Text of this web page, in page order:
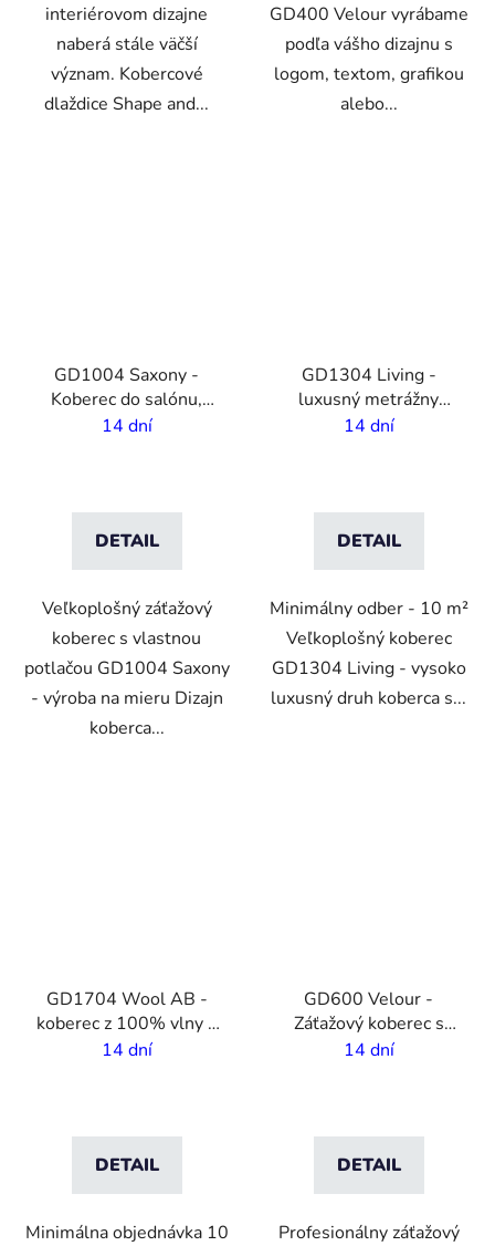
interiérovom dizajne
naberá stále väčší
význam. Kobercové
dlaždice Shape and...
GD400 Velour vyrábame
podľa vášho dizajnu s
logom, textom, grafikou
alebo...
GD1004 Saxony -
Koberec do salónu,
recepcie s vlastnou
14 dní
DETAIL
Veľkoplošný záťažový
koberec s vlastnou
potlačou GD1004 Saxony
- výroba na mieru Dizajn
koberca...
GD1304 Living -
luxusný metrážny
koberec s vlastnou
14 dní
DETAIL
Minimálny odber - 10 m²
Veľkoplošný koberec
GD1304 Living - vysoko
luxusný druh koberca s...
GD1704 Wool AB -
koberec z 100% vlny s
vlastnou potlačou - 4m
14 dní
DETAIL
Minimálna objednávka 10
GD600 Velour -
Záťažový koberec s
potlačou - Dlhodobé
14 dní
DETAIL
Profesionálny záťažový